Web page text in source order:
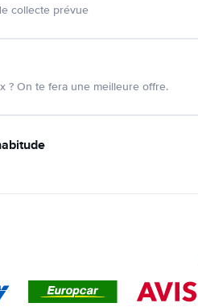
collecte prévue
? On te fera une meilleure offre.